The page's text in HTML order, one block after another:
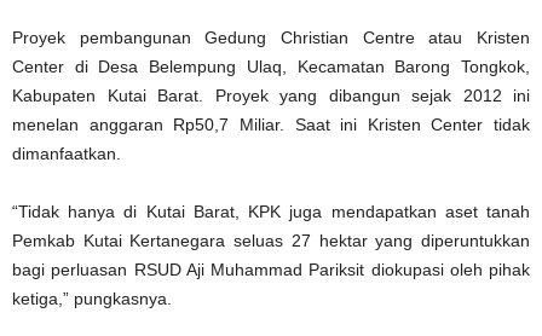
Proyek pembangunan Gedung Christian Centre atau Kristen
Center di Desa Belempung Ulaq, Kecamatan Barong Tongkok,
Kabupaten Kutai Barat. Proyek yang dibangun sejak 2012 ini
menelan anggaran Rp50,7 Miliar. Saat ini Kristen Center tidak
dimanfaatkan.
“Tidak hanya di Kutai Barat, KPK juga mendapatkan aset tanah
Pemkab Kutai Kertanegara seluas 27 hektar yang diperuntukkan
bagi perluasan RSUD Aji Muhammad Pariksit diokupasi oleh pihak
ketiga,” pungkasnya.